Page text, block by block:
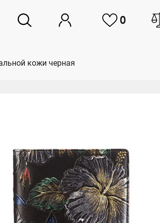
0
кожи черная